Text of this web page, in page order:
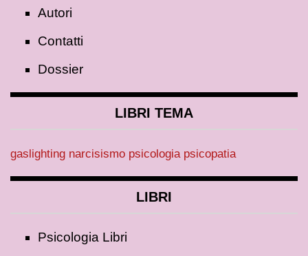
Autori
Contatti
Dossier
LIBRI TEMA
gaslighting narcisismo psicologia psicopatia
LIBRI
Psicologia Libri